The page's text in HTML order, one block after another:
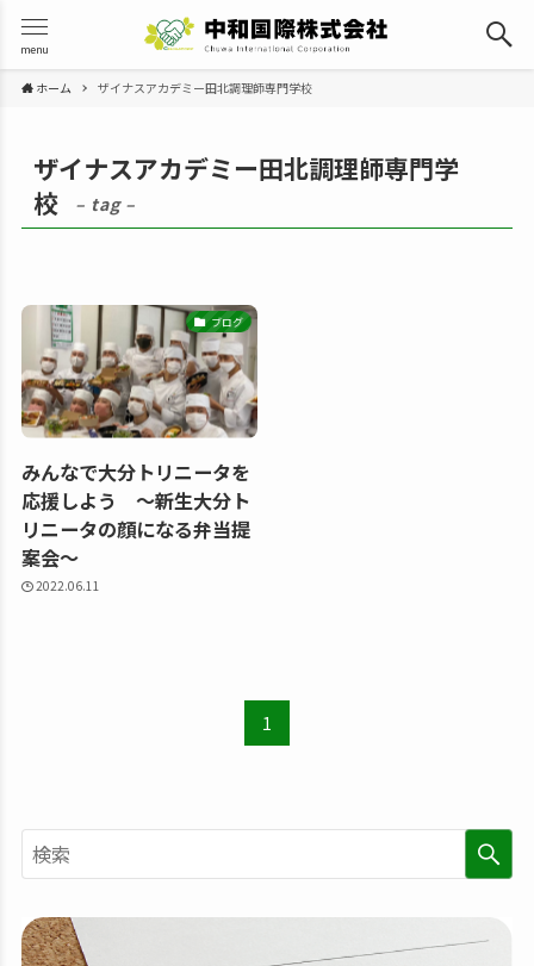
menu
ホーム ザイナスアカデミー田北調理師専門学校
ザイナスアカデミー田北調理師専門学
校
– tag –
ブログ
みんなで大分トリニータを
応援しよう 〜新生大分ト
リニータの顔になる弁当提
案会〜
2022.06.11
1